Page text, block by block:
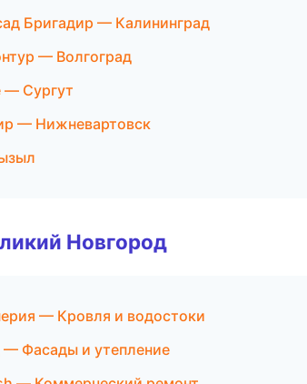
Бригадир — Калининград
— Волгоград
— Сургут
— Нижневартовск
Новгород
— Кровля и водостоки
Фасады и утепление